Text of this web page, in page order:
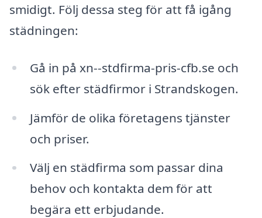
smidigt. Följ dessa steg för att få igång
städningen:
Gå in på xn--stdfirma-pris-cfb.se och
sök efter städfirmor i Strandskogen.
Jämför de olika företagens tjänster
och priser.
Välj en städfirma som passar dina
behov och kontakta dem för att
begära ett erbjudande.